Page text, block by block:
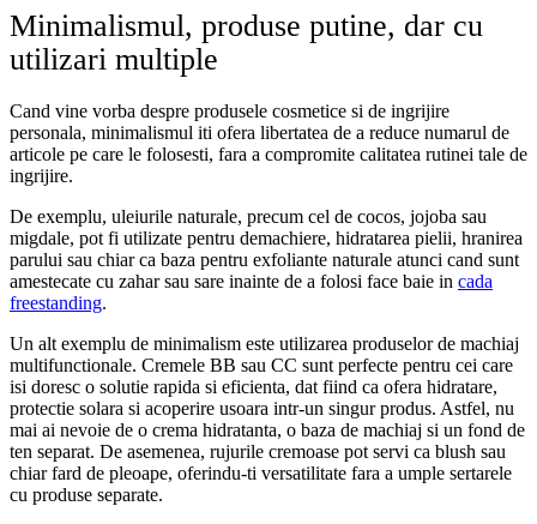
Minimalismul, produse putine, dar cu
utilizari multiple
Cand vine vorba despre produsele cosmetice si de ingrijire
personala, minimalismul iti ofera libertatea de a reduce numarul de
articole pe care le folosesti, fara a compromite calitatea rutinei tale de
ingrijire.
De exemplu, uleiurile naturale, precum cel de cocos, jojoba sau
migdale, pot fi utilizate pentru demachiere, hidratarea pielii, hranirea
parului sau chiar ca baza pentru exfoliante naturale atunci cand sunt
amestecate cu zahar sau sare inainte de a folosi face baie in cada
freestanding.
Un alt exemplu de minimalism este utilizarea produselor de machiaj
multifunctionale. Cremele BB sau CC sunt perfecte pentru cei care
isi doresc o solutie rapida si eficienta, dat fiind ca ofera hidratare,
protectie solara si acoperire usoara intr-un singur produs. Astfel, nu
mai ai nevoie de o crema hidratanta, o baza de machiaj si un fond de
ten separat. De asemenea, rujurile cremoase pot servi ca blush sau
chiar fard de pleoape, oferindu-ti versatilitate fara a umple sertarele
cu produse separate.